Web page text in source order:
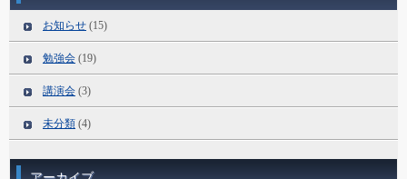
お知らせ (15)
勉強会 (19)
講演会 (3)
未分類 (4)